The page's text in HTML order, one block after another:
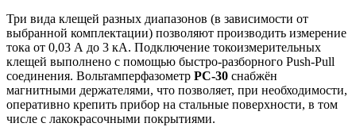
Три вида клещей разных диапазонов (в зависимости от
выбранной комплектации) позволяют производить измерение
тока от 0,03 А до 3 кА. Подключение токоизмерительных
клещей выполнено c помощью быстро-разборного Push-Pull
соединения. Вольтамперфазометр РС-30 снабжён
магнитными держателями, что позволяет, при необходимости,
оперативно крепить прибор на стальные поверхности, в том
числе с лакокрасочными покрытиями.